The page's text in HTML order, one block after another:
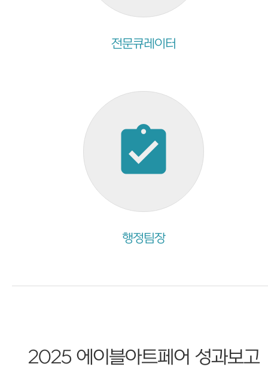
전문큐레이터
assignment_turned_in
행정팀장
2025 에이블아트페어 성과보고